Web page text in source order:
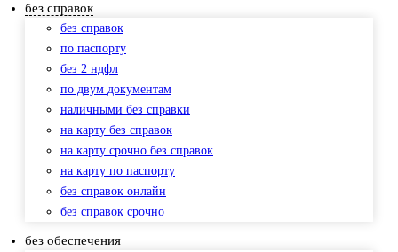
без справок
без справок
по паспорту
без 2 ндфл
по двум документам
наличными без справки
на карту без справок
на карту срочно без справок
на карту по паспорту
без справок онлайн
без справок срочно
без обеспечения